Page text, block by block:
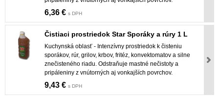
6,36 € s DPH
Čistiaci prostriedok Star Sporáky a rúry 1 L
Kuchynská oblasť - Intenzívny prostriedok k čisteniu
sporákov, rúr, grilov, krbov, fritéz, konvektomatov a silne
znečisteného riadu. Odstraňuje mastné nečistoty a
pripáleniny z vnútorných aj vonkajších povrchov.
9,43 € s DPH